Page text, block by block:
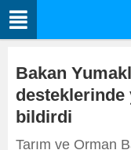
Bakan
desteklerinde
bildirdi
Tarım ve Orman